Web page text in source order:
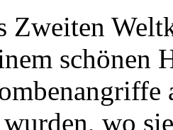
Zweiten
schönen
wo